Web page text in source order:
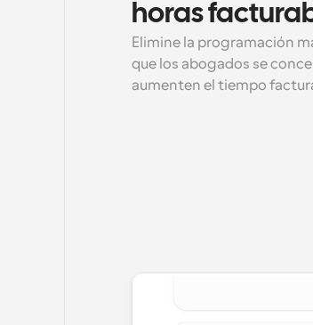
horas
Elimine la programación
que los abogados se
aumenten el tiempo